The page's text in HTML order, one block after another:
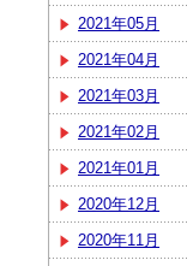
2021年05月
2021年04月
2021年03月
2021年02月
2021年01月
2020年12月
2020年11月